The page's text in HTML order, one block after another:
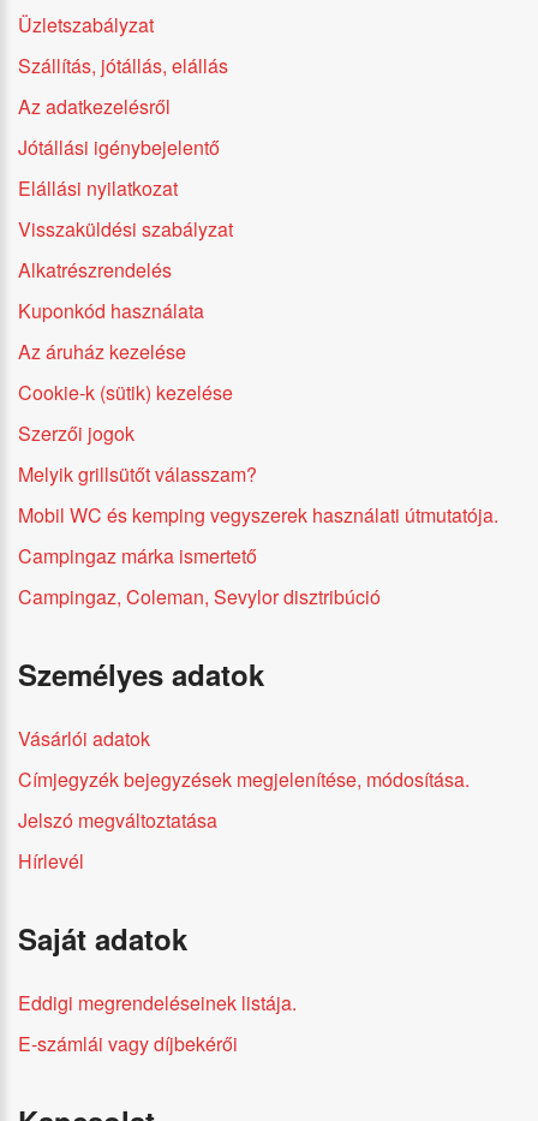
Üzletszabályzat
Szállítás, jótállás, elállás
Az adatkezelésről
Jótállási igénybejelentő
Elállási nyilatkozat
Visszaküldési szabályzat
Alkatrészrendelés
Kuponkód használata
Az áruház kezelése
Cookie-k (sütik) kezelése
Szerzői jogok
Melyik grillsütőt válasszam?
Mobil WC és kemping vegyszerek használati útmutatója.
Campingaz márka ismertető
Campingaz, Coleman, Sevylor disztribúció
Személyes adatok
Vásárlói adatok
Címjegyzék bejegyzések megjelenítése, módosítása.
Jelszó megváltoztatása
Hírlevél
Saját adatok
Eddigi megrendeléseinek listája.
E-számlái vagy díjbekérői